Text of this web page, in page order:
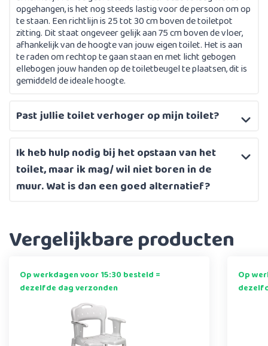
opgehangen, is het nog steeds lastig voor de persoon om op
te staan. Een richtlijn is 25 tot 30 cm boven de toiletpot
zitting. Dit staat ongeveer gelijk aan 75 cm boven de vloer,
afhankelijk van de hoogte van jouw eigen toilet. Het is aan
te raden om rechtop te gaan staan en met licht gebogen
ellebogen jouw handen op de toiletbeugel te plaatsen, dit is
gemiddeld de ideale hoogte.
Past jullie toilet verhoger op mijn toilet?
Ik heb hulp nodig bij het opstaan van het
toilet, maar ik mag/ wil niet boren in de
muur. Wat is dan een goed alternatief?
Vergelijkbare producten
Op werkdagen voor 15:30 besteld =
dezelfde dag verzonden
Op